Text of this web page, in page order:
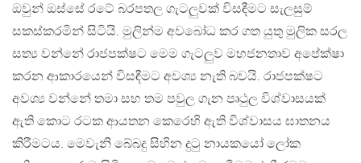
ඔවුන් ඔස්සේ රටේ බරපතල ගැටලුවක් විසඳීමට සැලසුම්
සකස්කරමින් සිටියි. මුලින්ම අවබෝධ කර ගත යුතු මුලික සරල
සත්‍ය වන්නේ රාජපක්ෂට මෙම ගැටලුව මහජනතාව අපේක්ෂා
කරන ආකාරයෙන් විසඳීමට අවශ්‍ය නැති බවයි. රාජපක්ෂට
අවශ්‍ය වන්නේ තමා සහ තම පවුල ගැන පෘථුල විශ්වාසයක්
ඇති කොට රටක ආයතන කෙරෙහි ඇති විශ්වාසය ඝාතනය
කිරීමටය. මෙවැනි බේබදු සිහින දුටු නායකයෝ ලෝක